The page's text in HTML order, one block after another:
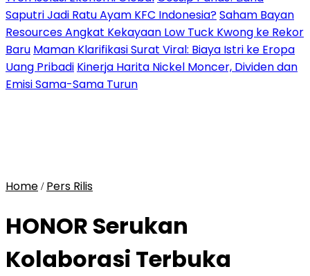
Saputri Jadi Ratu Ayam KFC Indonesia?Saham Bayan
Resources Angkat Kekayaan Low Tuck Kwong ke Rekor
Baru Maman Klarifikasi Surat Viral: Biaya Istri ke Eropa
Uang Pribadi Kinerja Harita Nickel Moncer, Dividen dan
Emisi Sama-Sama Turun
Home / Pers Rilis
HONOR Serukan
Kolaborasi Terbuka